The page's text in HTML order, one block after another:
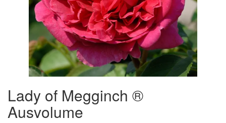
Lady of Megginch ®
Ausvolume